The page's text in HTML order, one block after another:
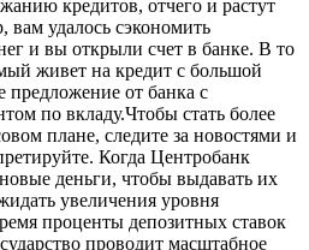
кредитов, отчего и растут
удалось сэкономить
и вы открыли счет в банке. В то
живет на кредит с большой
предложение от банка с
по вкладу.Чтобы стать более
плане, следите за новостями и
Когда Центробанк
новые деньги, чтобы выдавать их
увеличения уровня
проценты депозитных ставок
проводит масштабное